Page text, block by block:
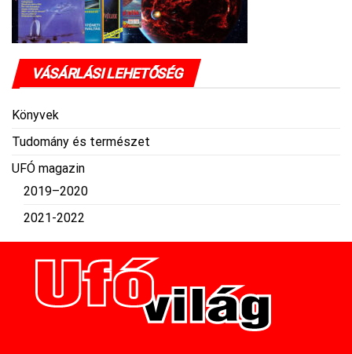
VÁSÁRLÁSI LEHETŐSÉG
Könyvek
Tudomány és természet
UFÓ magazin
2019–2020
2021-2022